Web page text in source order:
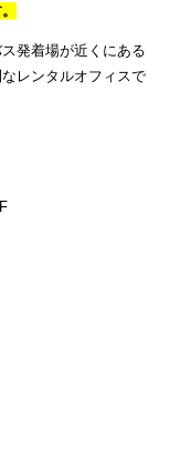
発着場が近くにある
レンタルオフィスで